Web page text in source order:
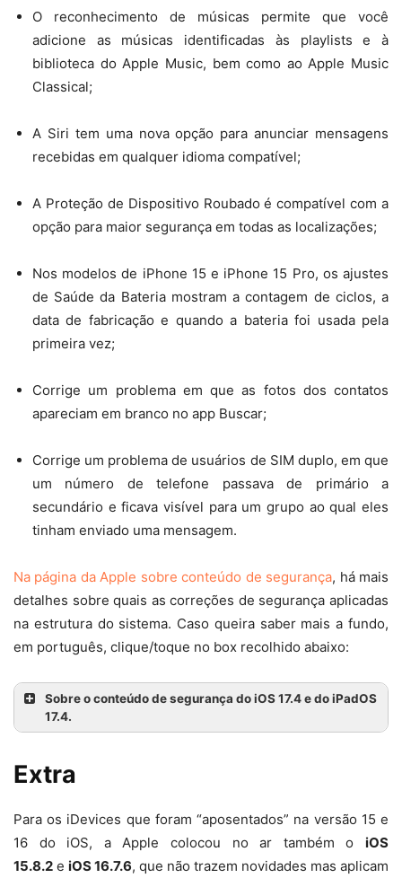
O reconhecimento de músicas permite que você
adicione as músicas identificadas às playlists e à
biblioteca do Apple Music, bem como ao Apple Music
Classical;
A Siri tem uma nova opção para anunciar mensagens
recebidas em qualquer idioma compatível;
A Proteção de Dispositivo Roubado é compatível com a
opção para maior segurança em todas as localizações;
Nos modelos de iPhone 15 e iPhone 15 Pro, os ajustes
de Saúde da Bateria mostram a contagem de ciclos, a
data de fabricação e quando a bateria foi usada pela
primeira vez;
Corrige um problema em que as fotos dos contatos
apareciam em branco no app Buscar;
Corrige um problema de usuários de SIM duplo, em que
um número de telefone passava de primário a
secundário e ficava visível para um grupo ao qual eles
tinham enviado uma mensagem.
Na página da Apple sobre conteúdo de segurança, há mais
detalhes sobre quais as correções de segurança aplicadas
na estrutura do sistema. Caso queira saber mais a fundo,
em português, clique/toque no box recolhido abaixo:
Sobre o conteúdo de segurança do iOS 17.4 e do iPadOS
17.4.
Extra
Para os iDevices que foram “aposentados” na versão 15 e
16 do iOS, a Apple colocou no ar também o iOS
15.8.2 e iOS 16.7.6, que não trazem novidades mas aplicam